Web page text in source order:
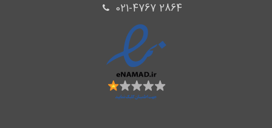
021-4767 2864